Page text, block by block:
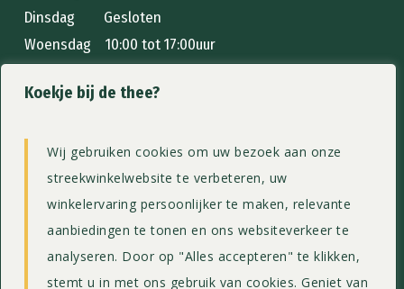
Koekje bij de thee?
Wij gebruiken cookies om uw bezoek aan onze
streekwinkelwebsite te verbeteren, uw
winkelervaring persoonlijker te maken, relevante
aanbiedingen te tonen en ons websiteverkeer te
analyseren. Door op "Alles accepteren" te klikken,
stemt u in met ons gebruik van cookies. Geniet van
Dinsdag Gesloten
Woensdag 10:00 tot 17:00uur
Vrijdag 10:00 tot 17:00uur
Zondag 10:00 tot 17:00uur
Home
Streekwinkel
Menukaart
Theeschenkerij